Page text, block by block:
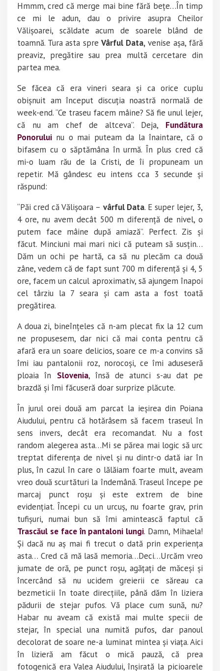
Hmmm, cred că merge mai bine fără bețe…În timp
ce mi le adun, dau o privire asupra Cheilor
Vălișoarei, scăldate acum de soarele blând de
toamnă. Tura asta spre Vârful Data,venise așa, fără
preaviz, pregătire sau prea multă cercetare din
partea mea.
Se făcea că era vineri seara și ca orice cuplu
obișnuit am început discuția noastră normală de
week-end. “Ce traseu facem mâine? Să fie unul lejer,
că nu am chef de altceva”. Deja, Fundătura
Ponorului nu o mai puteam da la înaintare, că o
bifasem cu o săptămâna în urmă. În plus cred că
mi-o luam rău de la Cristi, de îi propuneam un
repetir. Mă gândesc eu intens cca 3 secunde și
răspund:
“Păi cred că Vălișoara – vârful Data. E super lejer, 3,
4 ore, nu avem decât 500 m diferență de nivel, o
putem face mâine după amiază”. Perfect. Zis și
făcut. Minciuni mai mari nici că puteam să susțin…
Dăm un ochi pe hartă, ca să nu plecăm ca două
zâne, vedem că de fapt sunt 700 m diferență și 4, 5
ore, facem un calcul aproximativ, să ajungem înapoi
cel târziu la 7 seara și cam asta a fost toată
pregătirea.
A doua zi, bineînțeles că n-am plecat fix la 12 cum
ne propusesem, dar nici că mai conta pentru că
afară era un soare delicios, soare ce m-a convins să
îmi iau pantalonii roz, norocoși, ce îmi aduseseră
ploaia în Slovenia, însă de atunci s-au dat pe
brazdă și îmi făcuseră doar surprize plăcute.
În jurul orei două am parcat la ieșirea din Poiana
Aiudului, pentru că hotărâsem să facem traseul în
sens invers, decât era recomandat. Nu a fost
random alegerea asta…Mi se părea mai logic să urc
treptat diferența de nivel și nu dintr-o dată iar în
plus, în cazul în care o lălăiam foarte mult, aveam
vreo două scurtături la îndemână. Traseul începe pe
marcaj punct roșu și este extrem de bine
evidențiat. Începi cu un urcuș, nu foarte grav, prin
tufișuri, numai bun să îmi amintească faptul că
Trascăul se face în pantaloni lungi. Damn, Mihaela!
Și dacă nu aș mai fi trecut o dată prin experiența
asta… Cred că mă lasă memoria…Deci…Urcăm vreo
jumate de oră, pe punct roșu, agățați de măceși și
încercând să nu ucidem greierii ce săreau ca
bezmeticii în toate direcțiile, până dăm în liziera
pădurii de stejar pufos. Vă place cum sună, nu?
Habar nu aveam că există mai multe specii de
stejar, în special una numită pufos, dar panoul
decolorat de soare ne-a luminat mintea și viața. Aici
în lizieră am făcut o mică pauză, că prea
fotogenică era Valea Aiudului, înșirată la picioarele